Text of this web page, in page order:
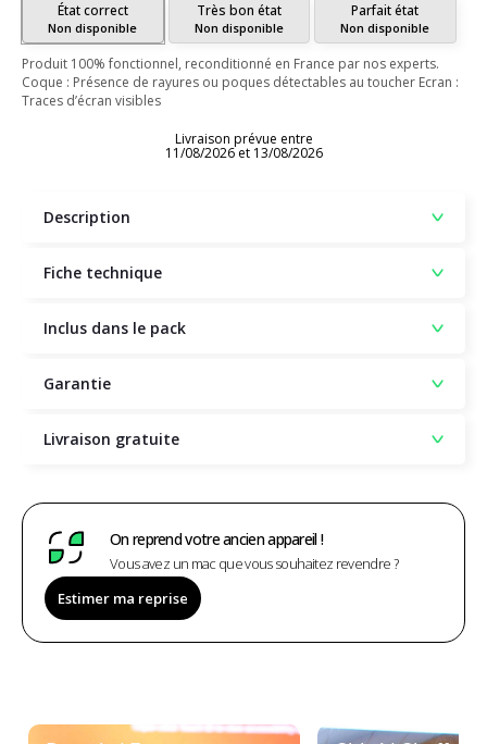
État correct
Non disponible
Très bon état
Non disponible
Parfait état
Non disponible
Produit 100% fonctionnel, reconditionné en France par nos experts.
Coque : Présence de rayures ou poques détectables au toucher Ecran :
Traces d’écran visibles
Livraison prévue entre
11/08/2026 et 13/08/2026
Description
Fiche technique
Inclus dans le pack
Garantie
Livraison gratuite
On reprend votre ancien appareil !
Vous avez un mac que vous souhaitez revendre ?
Estimer ma reprise